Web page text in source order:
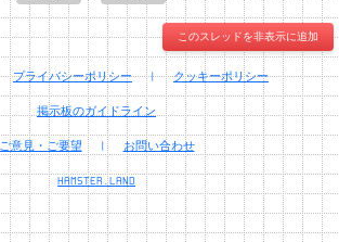
このスレッドを非表示に追加
プライバシーポリシー | クッキーポリシー
掲示板のガイドライン
ご意見・ご要望 | お問い合わせ
HAMSTER.LAND